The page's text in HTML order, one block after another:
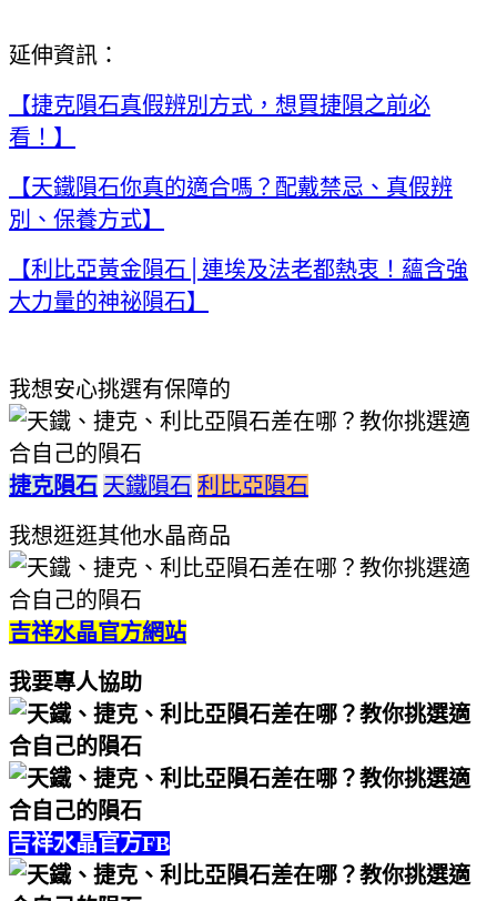
延伸資訊：
【捷克隕石真假辨別方式，想買捷隕之前必
看！】
【天鐵隕石你真的適合嗎？配戴禁忌、真假辨
別、保養方式】
【利比亞黃金隕石│連埃及法老都熱衷！蘊含強
大力量的神祕隕石】
我想安心挑選有保障的
捷克隕石 天鐵隕石 利比亞隕石
我想逛逛其他水晶商品
吉祥水晶官方網站
我要專人協助
吉祥水晶官方FB